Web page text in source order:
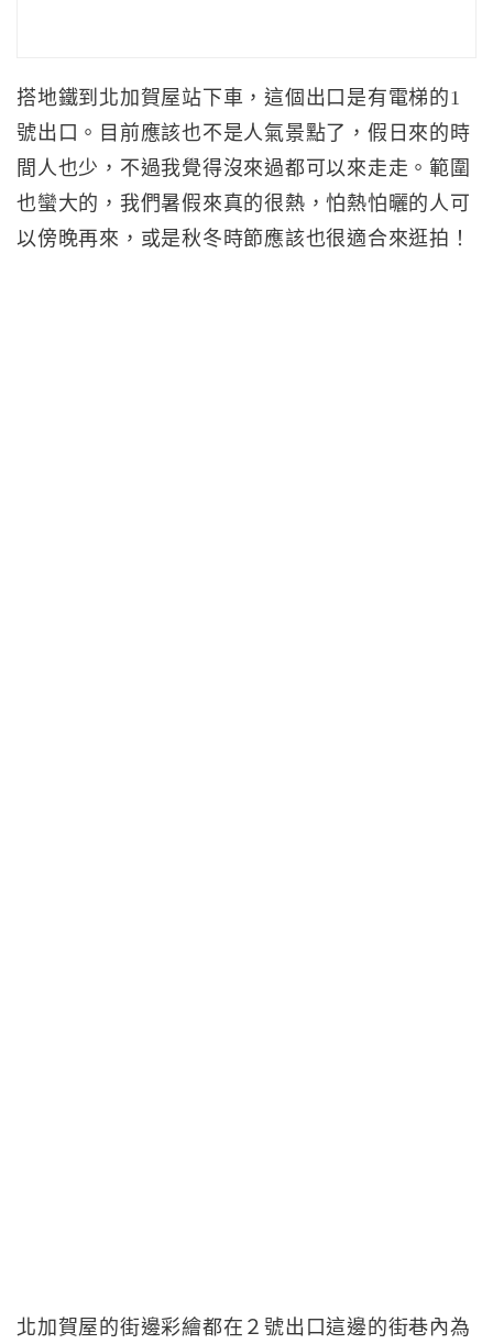
搭地鐵到北加賀屋站下車，這個出口是有電梯的1
號出口。目前應該也不是人氣景點了，假日來的時
間人也少，不過我覺得沒來過都可以來走走。範圍
也蠻大的，我們暑假來真的很熱，怕熱怕曬的人可
以傍晚再來，或是秋冬時節應該也很適合來逛拍！
北加賀屋的街邊彩繪都在２號出口這邊的街巷內為